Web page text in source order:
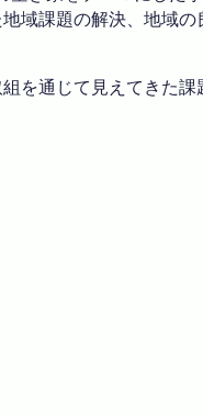
課題の解決、地域の
を通じて見えてきた